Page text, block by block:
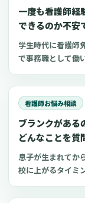
一度も看護師経
できるのか不安
学生時代に看護師
で事務職として働
う気持ちがありま
ら今しかない」と
看護師お悩み相談
ブランクがある
どんなことを質
息子が生まれてか
校に上がるタイミ
うしようと不安に